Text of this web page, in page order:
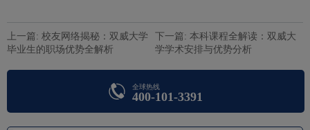
上一篇: 校友网络揭秘：双威大学
毕业生的职场优势全解析
下一篇: 本科课程全解读：双威大
学学术安排与优势分析
全球热线
400-101-3391